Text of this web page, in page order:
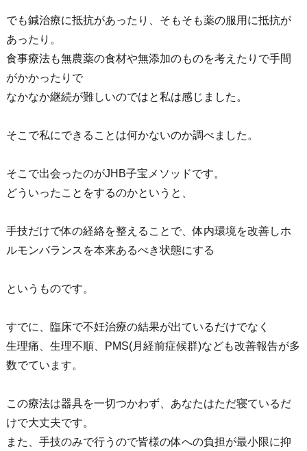
でも鍼治療に抵抗があったり、そもそも薬の服用に抵抗が
あったり。
食事療法も無農薬の食材や無添加のものを考えたりで手間
がかかったりで
なかなか継続が難しいのではと私は感じました。
そこで私にできることは何かないのか調べました。
そこで出会ったのがJHB子宝メソッドです。
どういったことをするのかというと、
手技だけで体の経絡を整えることで、体内環境を改善しホ
ルモンバランスを本来あるべき状態にする
というものです。
すでに、臨床で不妊治療の結果が出ているだけでなく
生理痛、生理不順、PMS(月経前症候群)なども改善報告が多
数でています。
この療法は器具を一切つかわず、あなたはただ寝ているだ
けで大丈夫です。
また、手技のみで行うので皆様の体への負担が最小限に抑